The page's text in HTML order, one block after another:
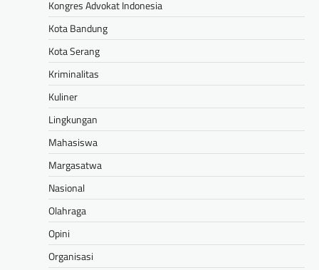
Kongres Advokat Indonesia
Kota Bandung
Kota Serang
Kriminalitas
Kuliner
Lingkungan
Mahasiswa
Margasatwa
Nasional
Olahraga
Opini
Organisasi